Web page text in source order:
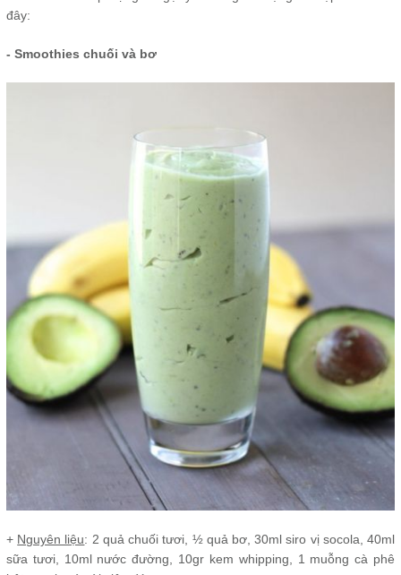
đây:
- Smoothies chuối và bơ
+ Nguyên liệu: 2 quả chuối tươi, ½ quả bơ, 30ml siro vị socola, 40ml
sữa tươi, 10ml nước đường, 10gr kem whipping, 1 muỗng cà phê